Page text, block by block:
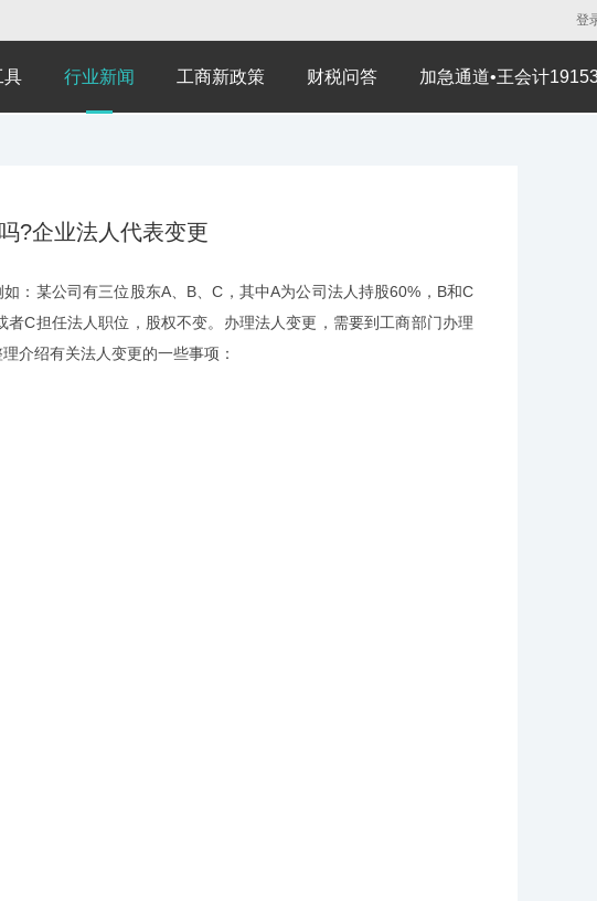
登
具 行业新闻 工商新政策 财税问答 加急通道•王会计
?企业法人代表变更
某公司有三位股东A、B、C，其中A为公司法人持股60%，B和C
C担任法人职位，股权不变。办理法人变更，需要到工商部门办理
介绍有关法人变更的一些事项：